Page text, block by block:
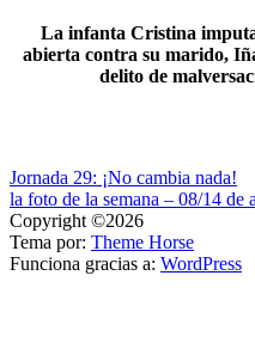
La infanta Cristina
abierta contra su marido,
delito de
Navegación
de
entradas
Jornada 29: ¡No cambia nada!
la foto de la semana – 08/14 de
Copyright ©2026
Tema por: Theme Horse
Funciona gracias a: WordPress